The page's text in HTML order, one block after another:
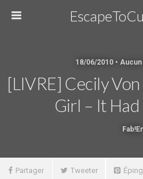
18/06/2010 •
[LIVRE] Cecily
Girl – It Had
Partager Tweeter